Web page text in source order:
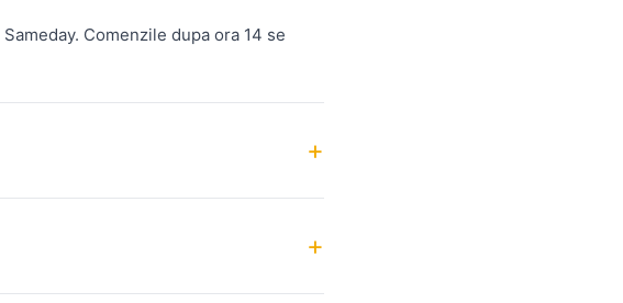
Comenzile dupa ora 14 se